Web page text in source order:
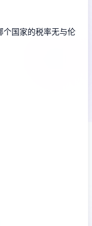
个国家的税率无与伦